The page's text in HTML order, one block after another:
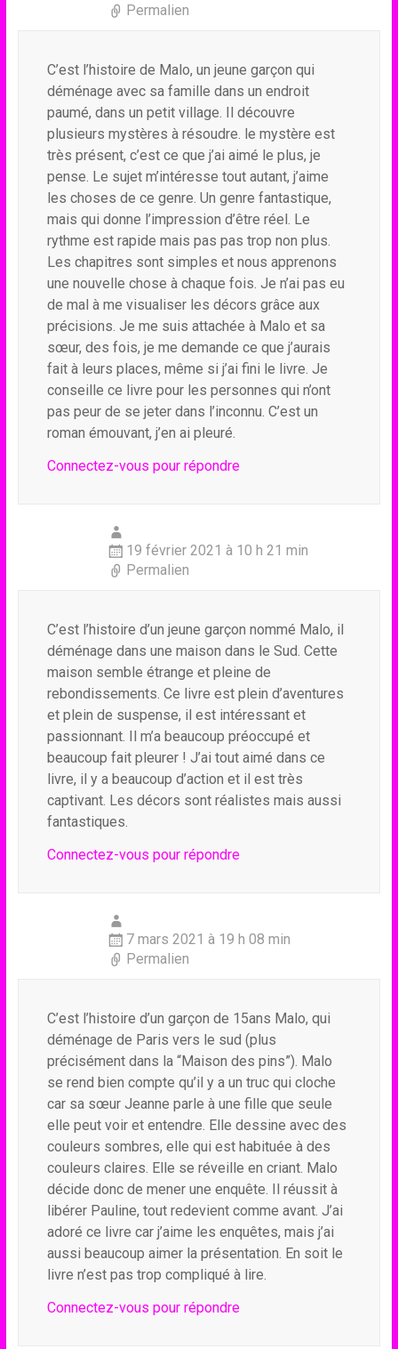
Permalien
C’est l’histoire de Malo, un jeune garçon qui
déménage avec sa famille dans un endroit
paumé, dans un petit village. Il découvre
plusieurs mystères à résoudre. le mystère est
très présent, c’est ce que j’ai aimé le plus, je
pense. Le sujet m’intéresse tout autant, j’aime
les choses de ce genre. Un genre fantastique,
mais qui donne l’impression d’être réel. Le
rythme est rapide mais pas pas trop non plus.
Les chapitres sont simples et nous apprenons
une nouvelle chose à chaque fois. Je n’ai pas eu
de mal à me visualiser les décors grâce aux
précisions. Je me suis attachée à Malo et sa
sœur, des fois, je me demande ce que j’aurais
fait à leurs places, même si j’ai fini le livre. Je
conseille ce livre pour les personnes qui n’ont
pas peur de se jeter dans l’inconnu. C’est un
roman émouvant, j’en ai pleuré.
Connectez-vous pour répondre
19 février 2021 à 10 h 21 min
Permalien
C’est l’histoire d’un jeune garçon nommé Malo, il
déménage dans une maison dans le Sud. Cette
maison semble étrange et pleine de
rebondissements. Ce livre est plein d’aventures
et plein de suspense, il est intéressant et
passionnant. Il m’a beaucoup préoccupé et
beaucoup fait pleurer ! J’ai tout aimé dans ce
livre, il y a beaucoup d’action et il est très
captivant. Les décors sont réalistes mais aussi
fantastiques.
Connectez-vous pour répondre
7 mars 2021 à 19 h 08 min
Permalien
C’est l’histoire d’un garçon de 15ans Malo, qui
déménage de Paris vers le sud (plus
précisément dans la “Maison des pins”). Malo
se rend bien compte qu’il y a un truc qui cloche
car sa sœur Jeanne parle à une fille que seule
elle peut voir et entendre. Elle dessine avec des
couleurs sombres, elle qui est habituée à des
couleurs claires. Elle se réveille en criant. Malo
décide donc de mener une enquête. Il réussit à
libérer Pauline, tout redevient comme avant. J’ai
adoré ce livre car j’aime les enquêtes, mais j’ai
aussi beaucoup aimer la présentation. En soit le
livre n’est pas trop compliqué à lire.
Connectez-vous pour répondre